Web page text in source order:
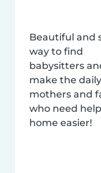
Beautiful and
way to find
babysitters
make the
mothers and
who need
home easier!